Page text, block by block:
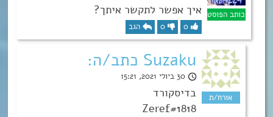
איך אפשר לתקשר איתך?
0
0 הגב
Suzaku כתב/ה:
30 ביולי 2021, 15:21
בדיסקורד
Zeref#1818